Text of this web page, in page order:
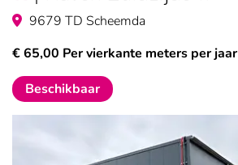
9679 TD Scheemda
€ 65,00 Per vierkante meters per jaar
Beschikbaar